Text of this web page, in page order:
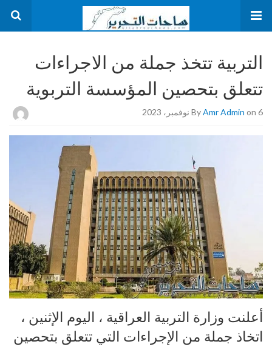
التربية تتخذ جملة من الاجراءات
تتعلق بتحصين المؤسسة التربوية
ByAmr Admin on 6 نوفمبر، 2023
أعلنت وزارة التربية العراقية ، اليوم الإثنين ،
اتخاذ جملة من الإجراءات التي تتعلق بتحصين